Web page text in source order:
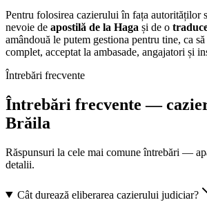
Pentru folosirea cazierului în fața autorităților
nevoie de apostilă de la Haga și de o
amândouă le putem gestiona pentru tine, ca
complet, acceptat la ambasade, angajatori și
Întrebări frecvente
Întrebări frecvente —
Brăila
Răspunsuri la cele mai comune întrebări —
detalii.
Cât durează eliberarea cazierului judiciar?